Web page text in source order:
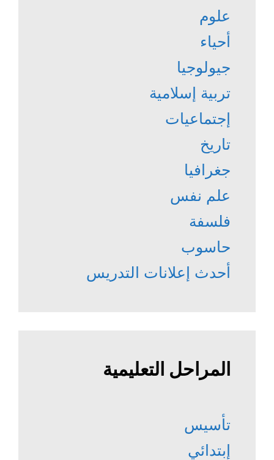
علوم
أحياء
جيولوجيا
تربية إسلامية
إجتماعيات
تاريخ
جغرافيا
علم نفس
فلسفة
حاسوب
أحدث إعلانات التدريس
المراحل التعليمية
تأسيس
إبتدائي